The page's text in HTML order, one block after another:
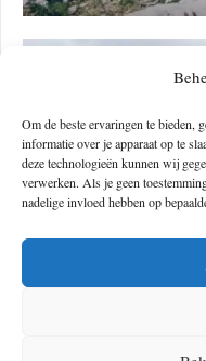
Om de beste ervaringen te bieden,
informatie over je apparaat op te
deze technologieën kunnen wij
verwerken. Als je geen
nadelige invloed hebben op
DIT ZIJN